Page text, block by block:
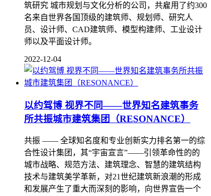
筑研究 城市规划与文化分析的公司，共雇用了约300
名来自世界各国顶级的建筑师、规划师、研究人
员、设计师、CAD建筑师、模型构建师、工业设计
师以及平面设计师。
2022-12-04
以约驾博 视界不同——世界知名建筑事务
所共振城市建筑集团（RESONANCE）
共振 —— 全球知名度和专业创新实力排名第一的综
合性设计集团，其“宇宙宣言”——引领革命性的的
城市战略、规范方法、建筑理念、智慧的建筑结构
技术与建筑美学革新，对21世纪建筑新浪潮的形成
和发展产生了重大而深刻的影响，向世界宣告一个